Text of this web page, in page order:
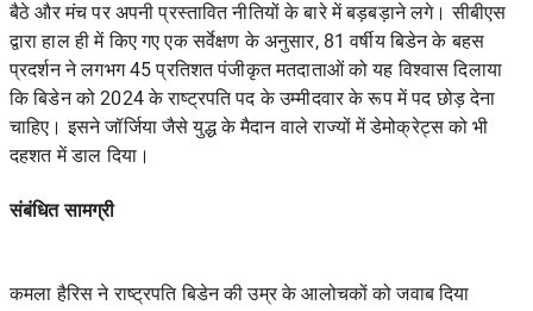
बैठे और मंच पर अपनी प्रस्तावित नीतियों के बारे में बड़बड़ाने लगे।सीबीएस
द्वारा हाल ही में किए गए एक सर्वेक्षण के अनुसार, 81 वर्षीय बिडेन के बहस
प्रदर्शन ने लगभग 45 प्रतिशत पंजीकृत मतदाताओं को यह विश्वास दिलाया
कि बिडेन को 2024 के राष्ट्रपति पद के उम्मीदवार के रूप में पद छोड़ देना
चाहिए। इसने जॉर्जिया जैसे युद्ध के मैदान वाले राज्यों में डेमोक्रेट्स को भी
दहशत में डाल दिया।
संबंधित सामग्री
कमला हैरिस ने राष्ट्रपति बिडेन की उम्र के आलोचकों को जवाब दिया